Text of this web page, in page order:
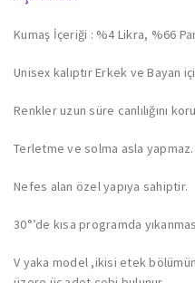
Kumaş İçeriği : %4 Likra, %66
Unisex kalıptır Erkek ve Bayan
Renkler uzun süre canlılığını
Terletme ve solma asla yapmaz.
Nefes alan özel yapıya sahiptir.
30°’de kısa programda
V yaka model ,ikisi etek